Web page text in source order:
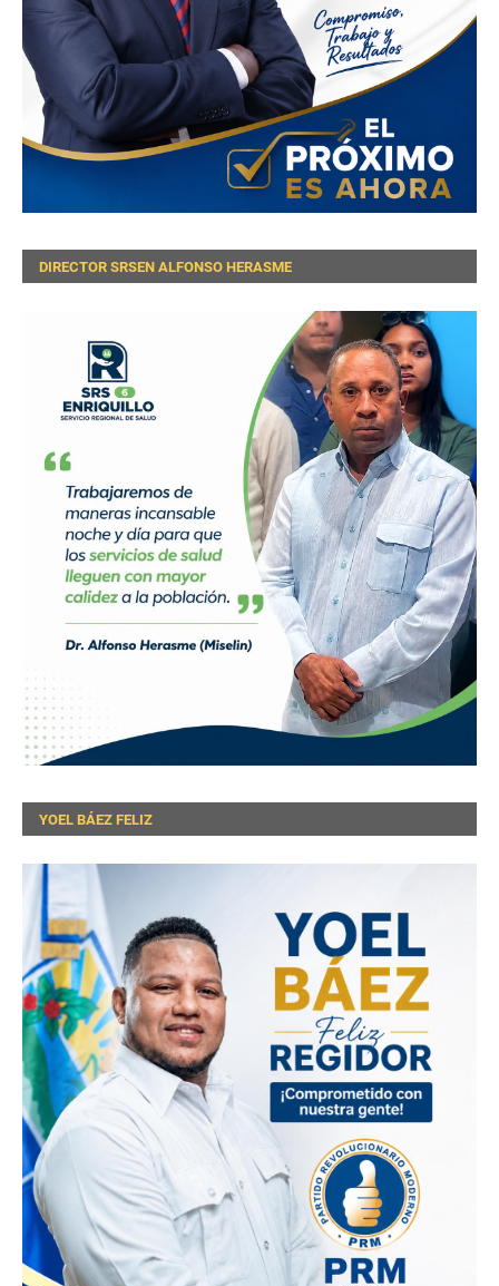
DIRECTOR SRSEN ALFONSO HERASME
YOEL BÁEZ FELIZ